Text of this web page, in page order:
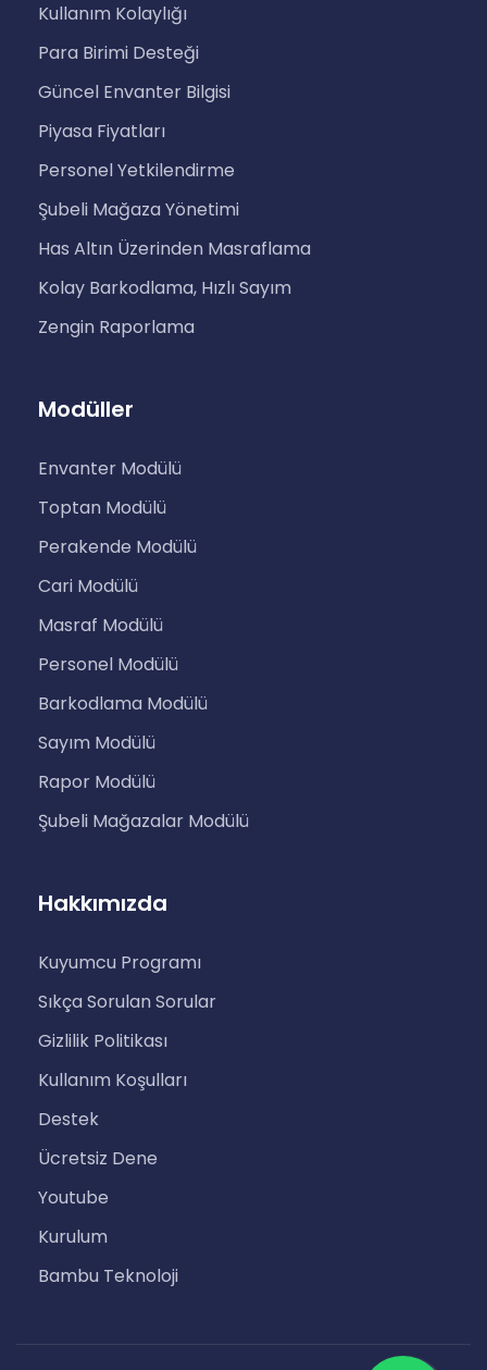
Kullanım Kolaylığı
Para Birimi Desteği
Güncel Envanter Bilgisi
Piyasa Fiyatları
Personel Yetkilendirme
Şubeli Mağaza Yönetimi
Has Altın Üzerinden Masraflama
Kolay Barkodlama, Hızlı Sayım
Zengin Raporlama
Modüller
Envanter Modülü
Toptan Modülü
Perakende Modülü
Cari Modülü
Masraf Modülü
Personel Modülü
Barkodlama Modülü
Sayım Modülü
Rapor Modülü
Şubeli Mağazalar Modülü
Hakkımızda
Kuyumcu Programı
Sıkça Sorulan Sorular
Gizlilik Politikası
Kullanım Koşulları
Destek
Ücretsiz Dene
Youtube
Kurulum
Bambu Teknoloji